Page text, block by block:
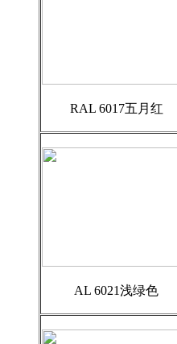
RAL 6017五月红
AL 6021浅绿色